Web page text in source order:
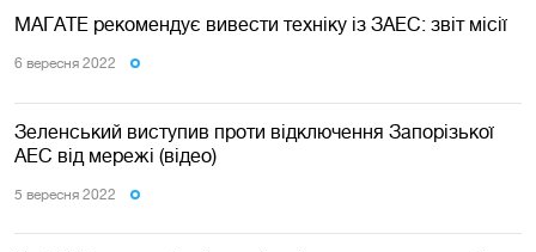
МАГАТЕ рекомендує вивести техніку із ЗАЕС: звіт місії
6 вересня 2022
Зеленський виступив проти відключення Запорізької
АЕС від мережі (відео)
5 вересня 2022